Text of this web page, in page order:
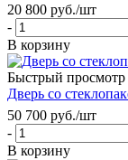
20 800 руб./шт
-
В корзину
Быстрый просмотр
Дверь со
50 700 руб./шт
-
В корзину